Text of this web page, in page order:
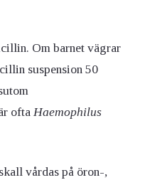
Om barnet vägrar
suspension 50
ofta Haemophilus
vårdas på öron-,